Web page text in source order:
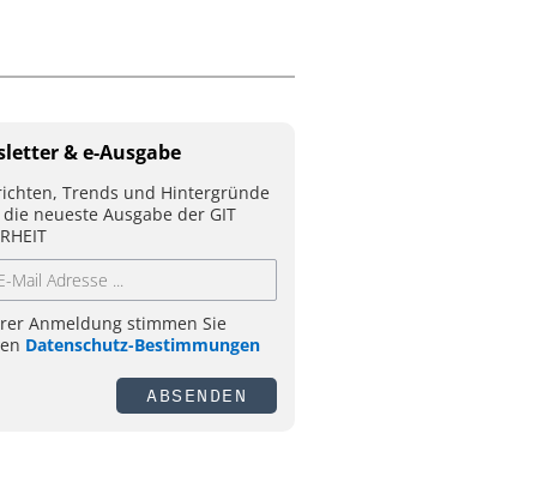
& e-Ausgabe
Trends und Hintergründe
neueste Ausgabe der GIT
Anmeldung stimmen Sie
Datenschutz-Bestimmungen
ABSENDEN